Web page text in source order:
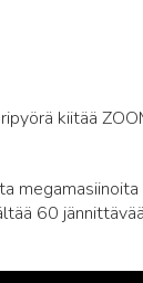
kiitää
megamasiinoita
60